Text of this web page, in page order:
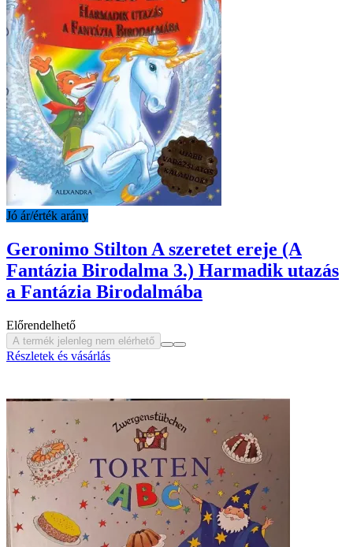
Jó ár/érték arány
Geronimo Stilton A ​szeretet ereje (A
Fantázia Birodalma 3.) Harmadik utazás
a Fantázia Birodalmába
Előrendelhető
A termék jelenleg nem elérhető
Részletek és vásárlás